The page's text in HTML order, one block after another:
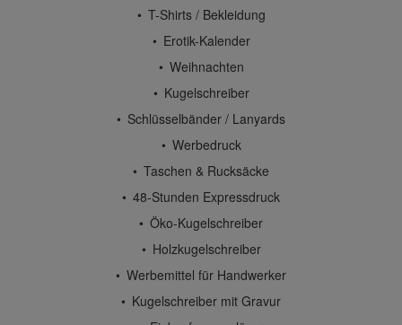
T-Shirts / Bekleidung
Erotik-Kalender
Weihnachten
Kugelschreiber
Schlüsselbänder / Lanyards
Werbedruck
Taschen & Rucksäcke
48-Stunden Expressdruck
Öko-Kugelschreiber
Holzkugelschreiber
Werbemittel für Handwerker
Kugelschreiber mit Gravur